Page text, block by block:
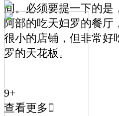
间。必须要提一下的是
阿部的吃天妇罗的餐厅
很小的店铺，但非常好
罗的天花板。
9+
查看更多